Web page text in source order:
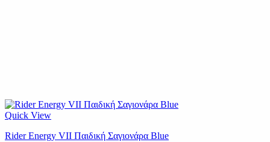
Quick View
Rider Energy VII Παιδική Σαγιονάρα Blue